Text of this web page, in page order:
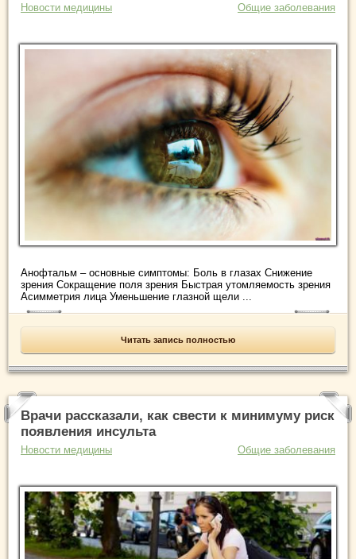
Новости медицины Общие заболевания
Анофтальм – основные симптомы: Боль в глазах Снижение
зрения Сокращение поля зрения Быстрая утомляемость зрения
Асимметрия лица Уменьшение глазной щели ...
Читать запись полностью
Врачи рассказали, как свести к минимуму риск
появления инсульта
Новости медицины Общие заболевания